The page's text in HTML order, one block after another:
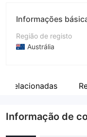
Informações
Região de registo
Austrália
Empresa
Relacionadas
Informação de